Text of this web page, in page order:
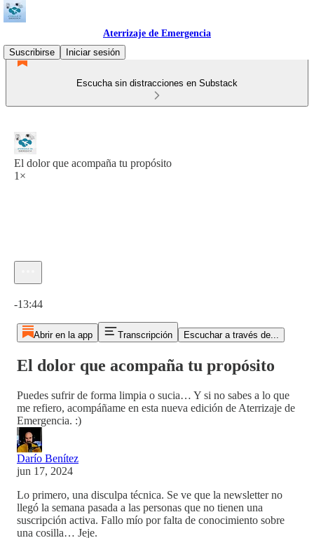
Aterrizaje de Emergencia
Suscribirse
Iniciar sesión
Escucha sin distracciones en Substack
El dolor que acompaña tu propósito
1×
-13:44
Abrir en la app Transcripción Escuchar a través de...
El dolor que acompaña tu propósito
Puedes sufrir de forma limpia o sucia… Y si no sabes a lo que
me refiero, acompáñame en esta nueva edición de Aterrizaje de
Emergencia. :)
Darío Benítez
jun 17, 2024
Lo primero, una disculpa técnica. Se ve que la newsletter no
llegó la semana pasada a las personas que no tienen una
suscripción activa. Fallo mío por falta de conocimiento sobre
una cosilla… Jeje.